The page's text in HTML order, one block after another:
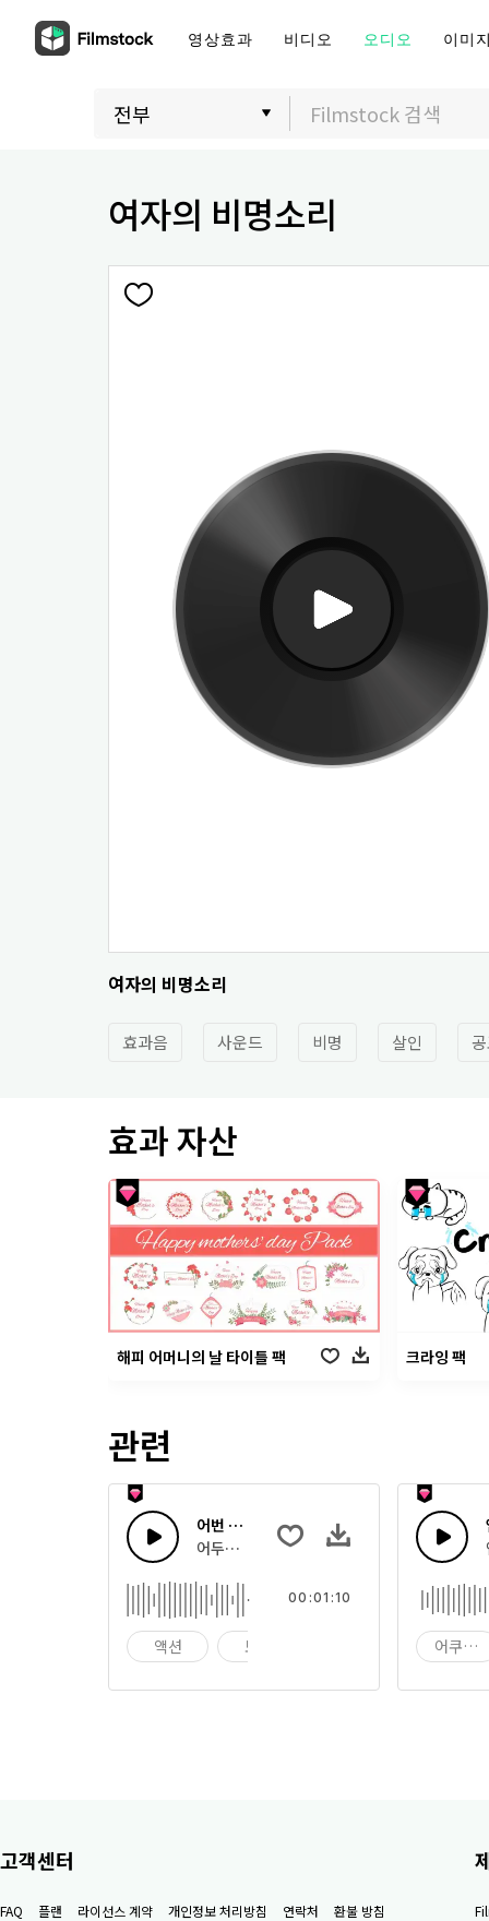
영상효과 비디오 오디오 이미
여자의 비명소리
여자의 비명소리
효과음 사운드 비명 살인
효과 자산
해피 어머니의 날 타이틀 팩 크라잉 팩
관련
어번 시네마틱 트레일러
어두운 스트링을 가진 에픽 시네마틱 힙합 드
액션 모험
00:01:10
어쿠스
고객센터
FAQ 플랜 라이선스 계약 개인정보 처리방침 연락처 환불 방침